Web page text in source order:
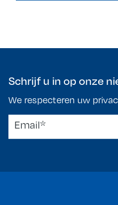
Schrijf u in op onze
We respecteren uw